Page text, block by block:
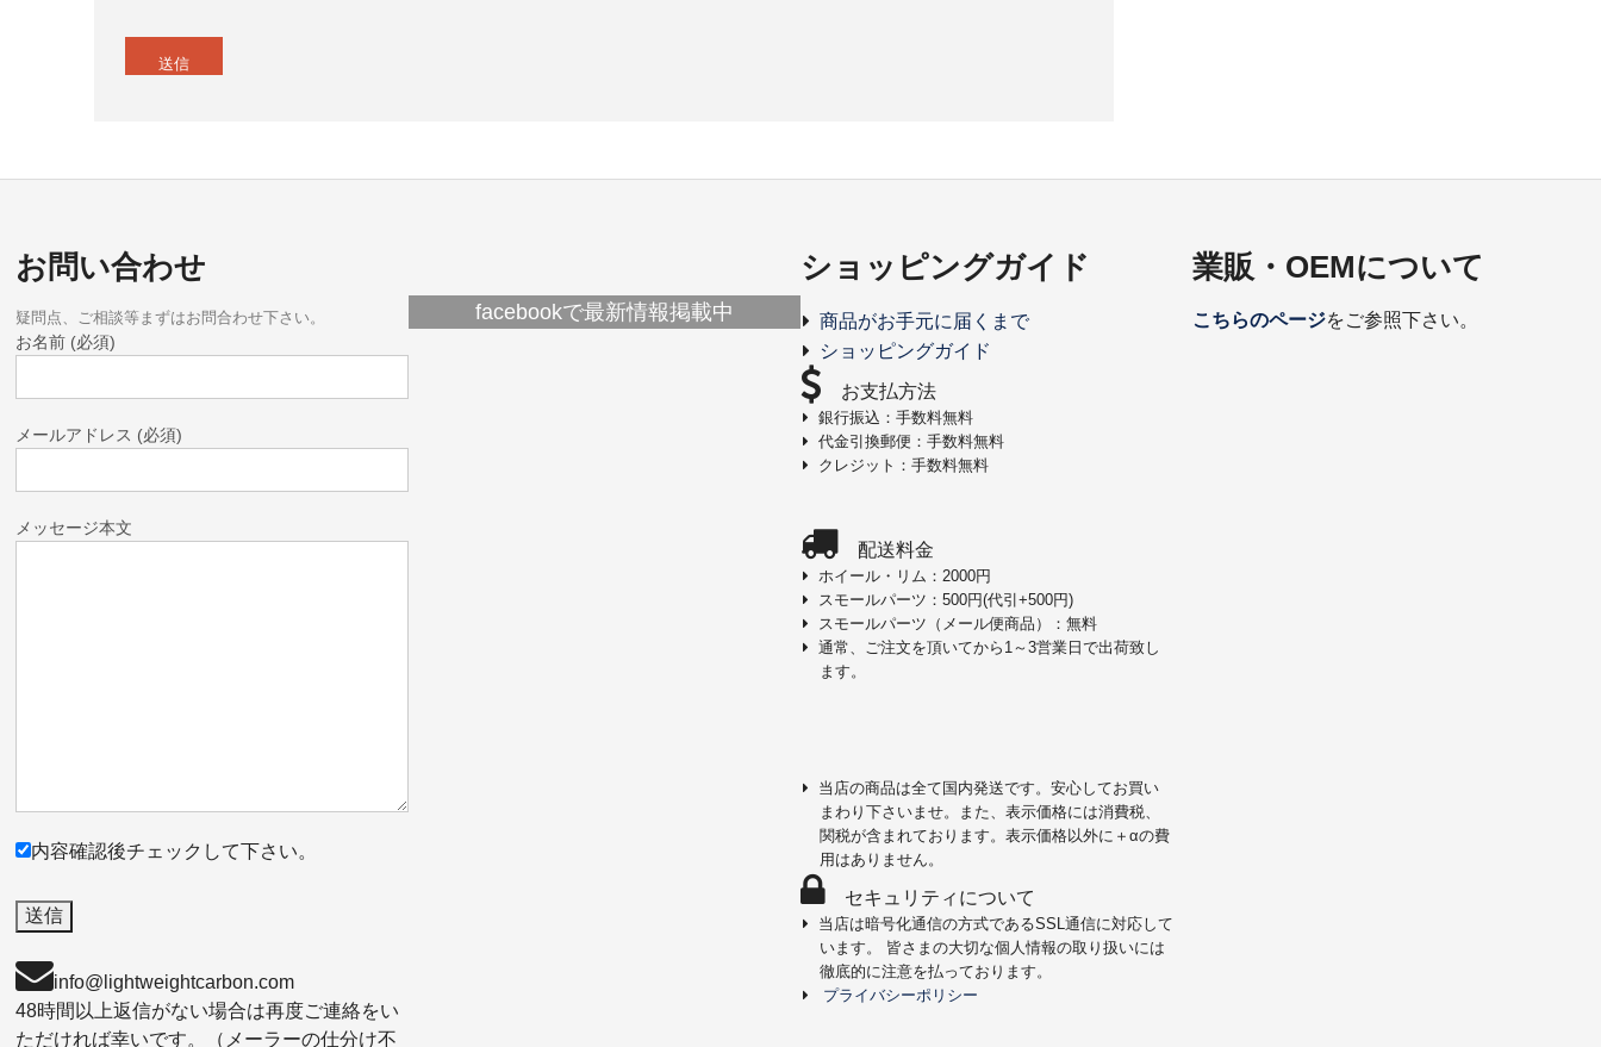
お問い合わせ
疑問点、ご相談等まずはお問合わせ下さい。
お名前 (必須)
メールアドレス (必須)
メッセージ本文
内容確認後チェックして下さい。
info@lightweightcarbon.com
48時間以上返信がない場合は再度ご連絡をい
ただければ幸いです。（メーラーの仕分け不
facebookで最新情報掲載中
ショッピングガイド
商品がお手元に届くまで
ショッピングガイド
お支払方法
銀行振込：手数料無料
代金引換郵便：手数料無料
クレジット：手数料無料
配送料金
ホイール・リム：2000円
スモールパーツ：500円(代引+500円)
スモールパーツ（メール便商品）：無料
通常、ご注文を頂いてから1～3営業日で出荷致し
ます。
当店の商品は全て国内発送です。安心してお買い
まわり下さいませ。また、表示価格には消費税、
関税が含まれております。表示価格以外に＋αの費
用はありません。
セキュリティについて
当店は暗号化通信の方式であるSSL通信に対応して
います。 皆さまの大切な個人情報の取り扱いには
徹底的に注意を払っております。
プライバシーポリシー
業販・OEMについて
こちらのページをご参照下さい。